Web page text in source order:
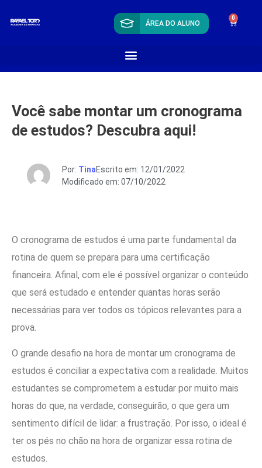
ÁREA DO ALUNO
0
Você sabe montar um cronograma
de estudos? Descubra aqui!
Por: TinaEscrito em: 12/01/2022
Modificado em: 07/10/2022
O cronograma de estudos é uma parte fundamental da
rotina de quem se prepara para uma certificação
financeira. Afinal, com ele é possível organizar o conteúdo
que será estudado e entender quantas horas serão
necessárias para ver todos os tópicos relevantes para a
prova.
O grande desafio na hora de montar um cronograma de
estudos é conciliar a expectativa com a realidade. Muitos
estudantes se comprometem a estudar por muito mais
horas do que, na verdade, conseguirão, o que gera um
sentimento difícil de lidar: a frustração. Por isso, o ideal é
ter os pés no chão na hora de organizar essa rotina de
estudos.